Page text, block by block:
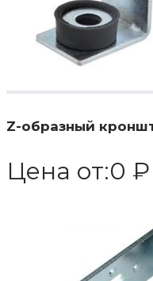
Z-образный
Цена от:0 ₽